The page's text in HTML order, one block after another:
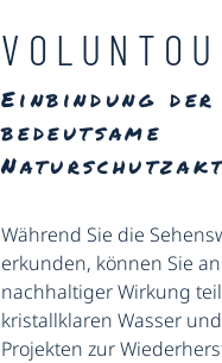
Einbindung
bedeutsame
Während Sie die
erkunden, können Sie
nachhaltiger Wirkung
kristallklaren Wasser
Projekten zur